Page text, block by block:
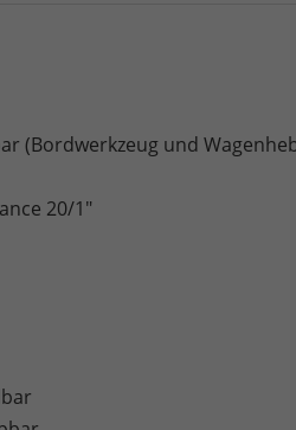
(Bordwerkzeug und
20/1"